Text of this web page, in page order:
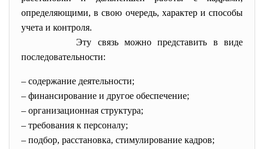
определяющими, в свою очередь, характер и способы
учета и контроля.
Эту связь можно представить в виде
последовательности:
– содержание деятельности;
– финансирование и другое обеспечение;
– организационная структура;
– требования к персоналу;
– подбор, расстановка, стимулирование кадров;